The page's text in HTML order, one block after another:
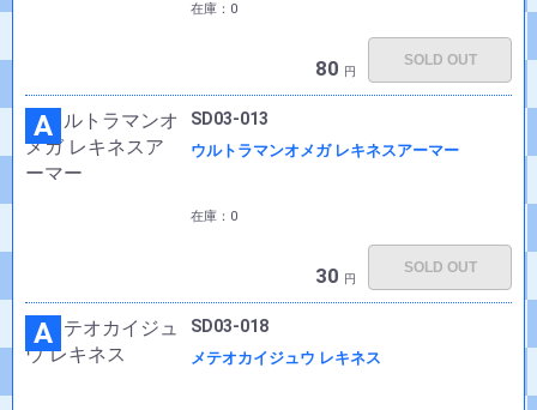
在庫：0
80 円
SOLD OUT
A SD03-013
ウルトラマンオメガ レキネスアーマー
在庫：0
30 円
SOLD OUT
A SD03-018
メテオカイジュウ レキネス